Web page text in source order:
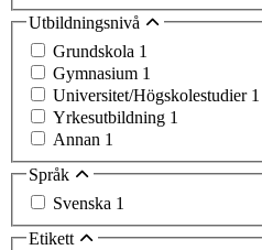
Utbildningsnivå
Grundskola 1
Gymnasium 1
Universitet/Högskolestudier 1
Yrkesutbildning 1
Annan 1
Språk
Svenska 1
Etikett